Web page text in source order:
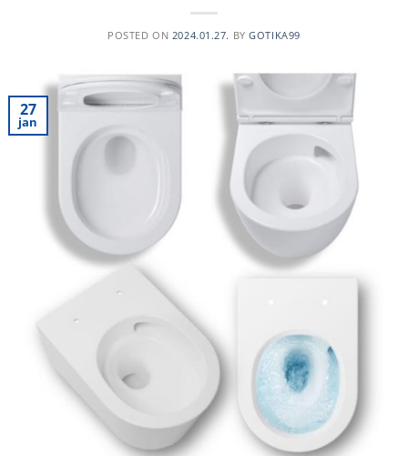
POSTED ON 2024.01.27. BYGOTIKA99
27
jan